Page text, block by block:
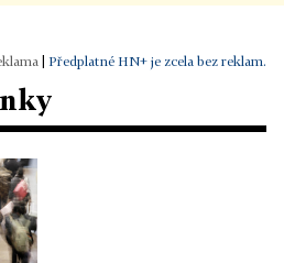
Předplatné HN+ je zcela bez reklam.